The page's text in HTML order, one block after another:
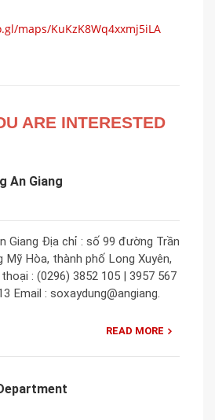
maps/KuKzK8Wq4xxmj5iLA
ARE INTERESTED
An Giang
Giang Địa chỉ : số 99 đường Trần
Mỹ Hòa, thành phố Long Xuyên,
: (0296) 3852 105 | 3957 567
Email : soxaydung@angiang.
READ MORE